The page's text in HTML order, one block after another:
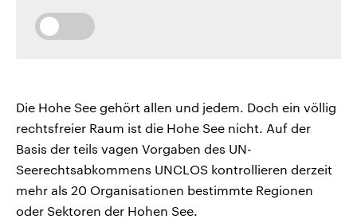
Die Hohe See gehört allen und jedem. Doch ein völlig
rechtsfreier Raum ist die Hohe See nicht. Auf der
Basis der teils vagen Vorgaben des UN-
Seerechtsabkommens UNCLOS kontrollieren derzeit
mehr als 20 Organisationen bestimmte Regionen
oder Sektoren der Hohen See.